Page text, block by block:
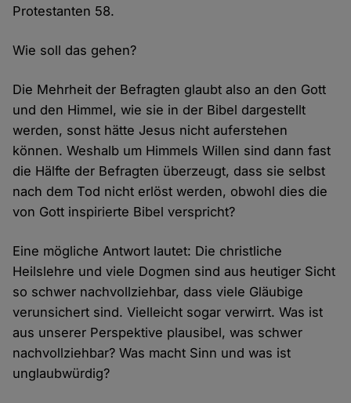
Protestanten 58.
Wie soll das gehen?
Die Mehrheit der Befragten glaubt also an den Gott
und den Himmel, wie sie in der Bibel dargestellt
werden, sonst hätte Jesus nicht auferstehen
können. Weshalb um Himmels Willen sind dann fast
die Hälfte der Befragten überzeugt, dass sie selbst
nach dem Tod nicht erlöst werden, obwohl dies die
von Gott inspirierte Bibel verspricht?
Eine mögliche Antwort lautet: Die christliche
Heilslehre und viele Dogmen sind aus heutiger Sicht
so schwer nachvollziehbar, dass viele Gläubige
verunsichert sind. Vielleicht sogar verwirrt. Was ist
aus unserer Perspektive plausibel, was schwer
nachvollziehbar? Was macht Sinn und was ist
unglaubwürdig?